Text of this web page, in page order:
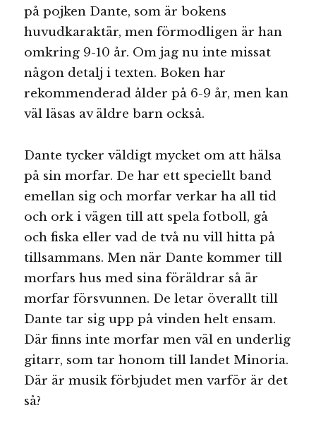
på pojken Dante, som är bokens
huvudkaraktär, men förmodligen är han
omkring 9-10 år. Om jag nu inte missat
någon detalj i texten. Boken har
rekommenderad ålder på 6-9 år, men kan
väl läsas av äldre barn också.
Dante tycker väldigt mycket om att hälsa
på sin morfar. De har ett speciellt band
emellan sig och morfar verkar ha all tid
och ork i vägen till att spela fotboll, gå
och fiska eller vad de två nu vill hitta på
tillsammans. Men när Dante kommer till
morfars hus med sina föräldrar så är
morfar försvunnen. De letar överallt till
Dante tar sig upp på vinden helt ensam.
Där finns inte morfar men väl en underlig
gitarr, som tar honom till landet Minoria.
Där är musik förbjudet men varför är det
så?